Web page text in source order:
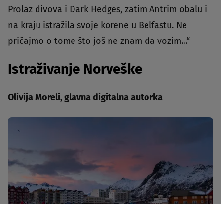
Prolaz divova i Dark Hedges, zatim Antrim obalu i
na kraju istražila svoje korene u Belfastu. Ne
pričajmo o tome što još ne znam da vozim…“
Istraživanje Norveške
Olivija Moreli, glavna digitalna autorka